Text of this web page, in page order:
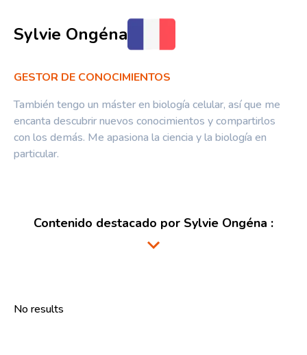
Sylvie Ongéna
GESTOR DE CONOCIMIENTOS
También tengo un máster en biología celular, así que me
encanta descubrir nuevos conocimientos y compartirlos
con los demás. Me apasiona la ciencia y la biología en
particular.
Contenido destacado por Sylvie Ongéna :
No results